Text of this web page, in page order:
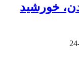
خورشید